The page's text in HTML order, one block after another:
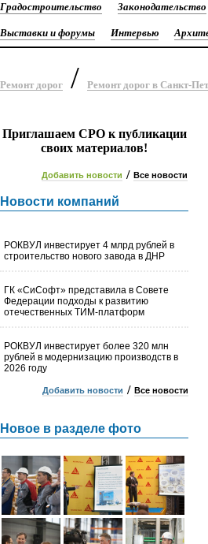
Градостроительство Законодательство
Выставки и форумы Интервью
Ремонт дорог / Ремонт дорог в Санкт-
Приглашаем СРО к публикации
своих материалов!
Добавить новости / Все новости
Новости компаний
РОКВУЛ инвестирует 4 млрд рублей в
строительство нового завода в ДНР
ГК «СиСофт» представила в Совете
Федерации подходы к развитию
отечественных ТИМ-платформ
РОКВУЛ инвестирует более 320 млн
рублей в модернизацию производств в
2026 году
Добавить новости / Все новости
Новое в разделе фото